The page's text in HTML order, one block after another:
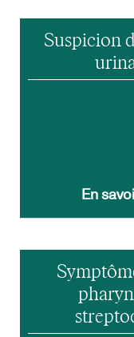
Suspicion
En